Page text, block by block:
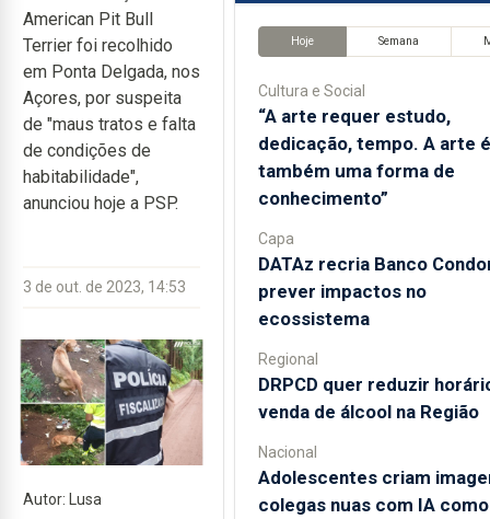
American Pit Bull
Terrier foi recolhido
em Ponta Delgada, nos
Açores, por suspeita
de "maus tratos e falta
de condições de
habitabilidade",
anunciou hoje a PSP.
3 de out. de 2023, 14:53
Autor: Lusa
Hoje Semana
Cultura e Social
“A arte requer estudo,
dedicação, tempo. A arte é
também uma forma de
conhecimento”
Capa
DATAz recria Banco
prever impactos no
ecossistema
Regional
DRPCD quer reduzir
venda de álcool na Região
Nacional
Adolescentes criam
colegas nuas com IA